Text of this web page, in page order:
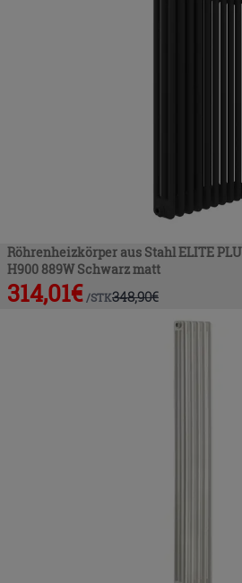
Röhrenheizkörper aus Stahl ELITE
H900 889W Schwarz matt
314,01€ /STK348,90€